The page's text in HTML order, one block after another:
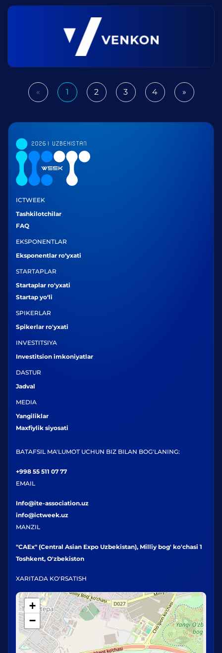
«Previous1 2 3 4 »Next
ICTWEEK
Tashkilotchilar
FAQ
EKSPONENTLAR
Eksponentlar ro‘yxati
STARTAPLAR
Startaplar ro'yxati
Startap yo‘li
SPIKERLAR
Spikerlar ro'yxati
INVESTITSIYA
Investitsion imkoniyatlar
DASTUR
Jadval
MEDIA
Yangiliklar
Maxfiylik siyosati
BATAFSIL MA'LUMOT UCHUN BIZ BILAN BOG'LANING:
+998 55 511 07 77
EMAIL
Info@ite-association.uz
info@ictweek.uz
MANZIL
"CAEx" (Central Asian Expo Uzbekistan), Milliy bog' ko'chasi 1
Toshkent, O'zbekiston
XARITADA KO'RSATISH
+
−